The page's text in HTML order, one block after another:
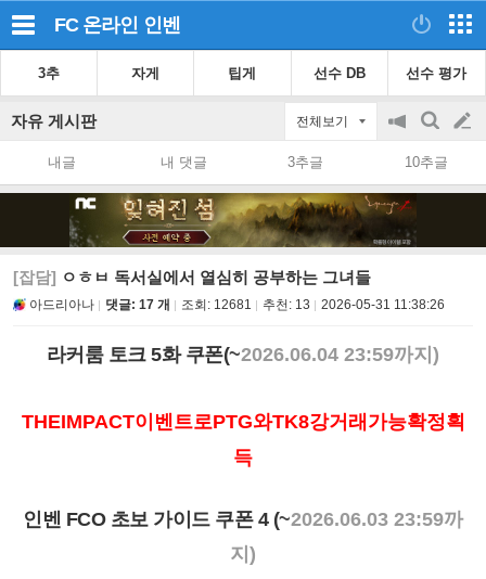
FC 온라인 인벤
3추 자게 팁게 선수 DB 선수 평가
자유 게시판 전체보기
공
지
on/off
검
색
글
쓰
내글 내 댓글 3추글 10추글
[잡담] ㅇㅎㅂ 독서실에서 열심히 공부하는 그녀들
아드리아나 댓글: 17 개 조회: 12681 추천: 13 2026-05-31 11:38:26
라커룸 토크 5화 쿠폰(~2026.06.04 23:59까지)
THEIMPACT이벤트로PTG와TK8강거래가능확정획
득
인벤 FCO 초보 가이드 쿠폰 4 (~2026.06.03 23:59까
지)